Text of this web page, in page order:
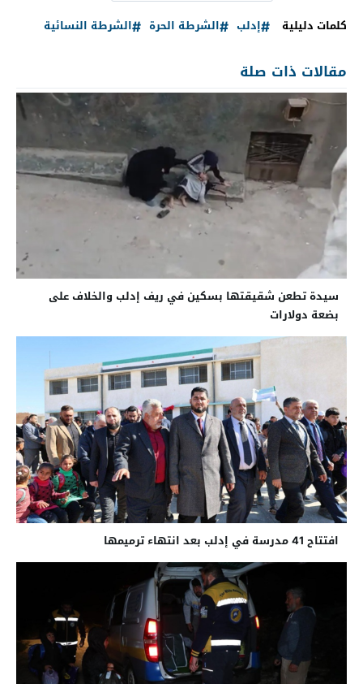
كلمات دليلية
إدلب الشرطة الحرة الشرطة النسائية
مقالات ذات صلة
سيدة تطعن شقيقتها بسكين في ريف إدلب والخلاف على
بضعة دولارات
افتتاح 41 مدرسة في إدلب بعد انتهاء ترميمها